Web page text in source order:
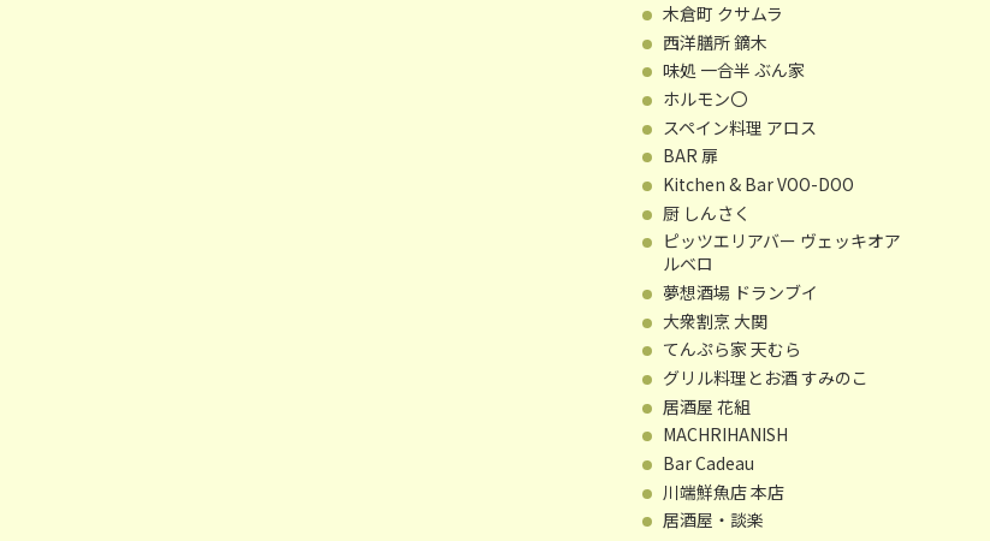
木倉町 クサムラ
西洋膳所 鏑木
味処 一合半 ぶん家
ホルモン〇
スペイン料理 アロス
BAR 扉
Kitchen & Bar VOO-DOO
厨 しんさく
ピッツエリアバー ヴェッキオア
ルベロ
夢想酒場 ドランブイ
大衆割烹 大関
てんぷら家 天むら
グリル料理とお酒 すみのこ
居酒屋 花組
MACHRIHANISH
Bar Cadeau
川端鮮魚店 本店
居酒屋・談楽